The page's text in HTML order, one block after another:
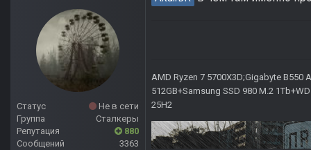
Статус
Не в сети
Группа
Сталкеры
Репутация
880
Сообщений
3363
AMD Ryzen 7 5700X3D;Gigabyte B550
512GB+Samsung SSD 980 M.2
25H2